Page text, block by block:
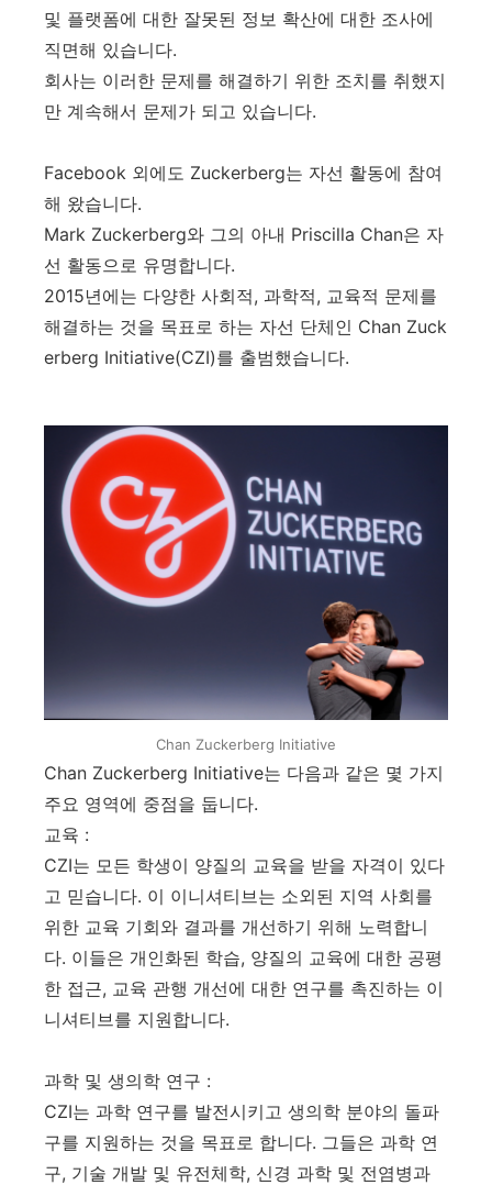
및 플랫폼에 대한 잘못된 정보 확산에 대한 조사에
직면해 있습니다.
회사는 이러한 문제를 해결하기 위한 조치를 취했지
만 계속해서 문제가 되고 있습니다.
Facebook 외에도 Zuckerberg는 자선 활동에 참여
해 왔습니다.
Mark Zuckerberg와 그의 아내 Priscilla Chan은 자
선 활동으로 유명합니다.
2015년에는 다양한 사회적, 과학적, 교육적 문제를
해결하는 것을 목표로 하는 자선 단체인 Chan Zuck
erberg Initiative(CZI)를 출범했습니다.
Chan Zuckerberg Initiative
Chan Zuckerberg Initiative는 다음과 같은 몇 가지
주요 영역에 중점을 둡니다.
교육 :
CZI는 모든 학생이 양질의 교육을 받을 자격이 있다
고 믿습니다. 이 이니셔티브는 소외된 지역 사회를
위한 교육 기회와 결과를 개선하기 위해 노력합니
다. 이들은 개인화된 학습, 양질의 교육에 대한 공평
한 접근, 교육 관행 개선에 대한 연구를 촉진하는 이
니셔티브를 지원합니다.
과학 및 생의학 연구 :
CZI는 과학 연구를 발전시키고 생의학 분야의 돌파
구를 지원하는 것을 목표로 합니다. 그들은 과학 연
구, 기술 개발 및 유전체학, 신경 과학 및 전염병과